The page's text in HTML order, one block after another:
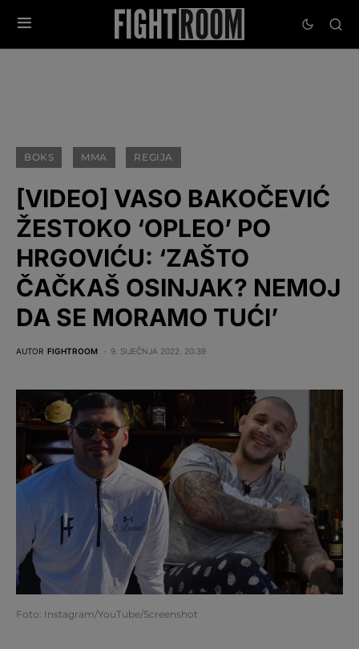
BOKS MMA REGIJA
[VIDEO] VASO BAKOČEVIĆ
ŽESTOKO ‘OPLEO’ PO
HRGOVIĆU: ‘ZAŠTO
ČAČKAŠ OSINJAK? NEMOJ
DA SE MORAMO TUĆI’
AUTOR FIGHTROOM 9. SIJEČNJA 2022. 20:39
Foto: Instagram/YouTube/Screenshot